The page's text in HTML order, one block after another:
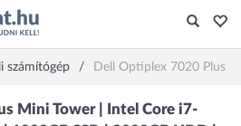
számítógép Dell Optiplex 7020 Plus